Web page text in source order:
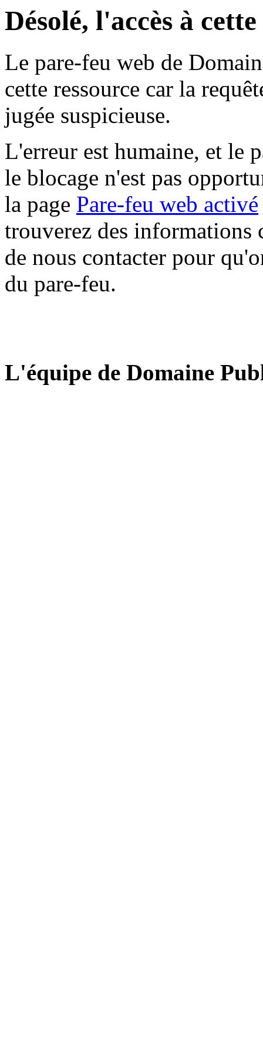
Désolé, l'accès à
Le pare-feu web de
cette ressource car la
jugée suspicieuse.
L'erreur est humaine, et le
le blocage n'est pas
la page Pare-feu web activé
trouverez des informations
de nous contacter pour
du pare-feu.
L'équipe de Domaine